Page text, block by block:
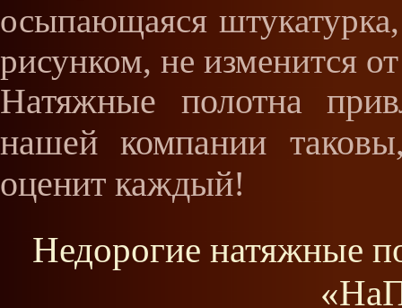
осыпающаяся
рисунком, не изменится
Натяжные полотна
нашей компании
оценит каждый!
Недорогие натяжные